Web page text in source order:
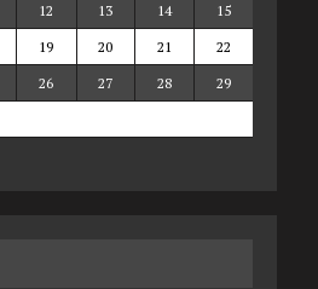
12 13 14
15
19 20 21
22
26 27 28
29